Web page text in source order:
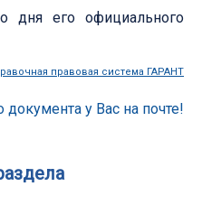
дня его официального
правовая система ГАРАНТ